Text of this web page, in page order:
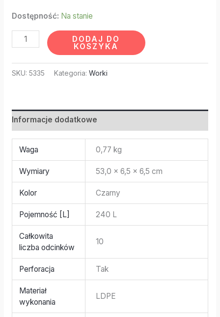
Dostępność: Na stanie
DODAJ DO
KOSZYKA
SKU: 5335 Kategoria: Worki
Informacje dodatkowe
Waga 0,77 kg
Wymiary 53,0 × 6,5 × 6,5 cm
Kolor Czarny
Pojemność [L] 240 L
Całkowita
liczba odcinków
10
Perforacja Tak
Materiał
wykonania
LDPE